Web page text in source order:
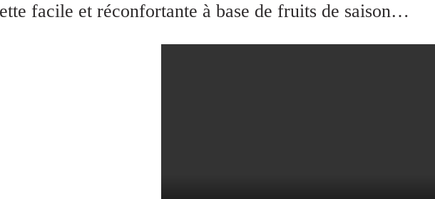
facile et réconfortante à base de fruits de saison…